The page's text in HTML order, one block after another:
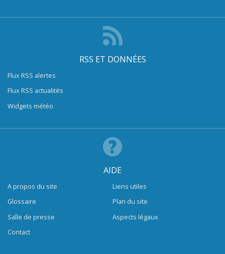
RSS ET DONNÉES
Flux RSS alertes
Flux RSS actualités
Widgets météo
AIDE
A propos du site
Glossaire
Salle de presse
Contact
Liens utiles
Plan du site
Aspects légaux